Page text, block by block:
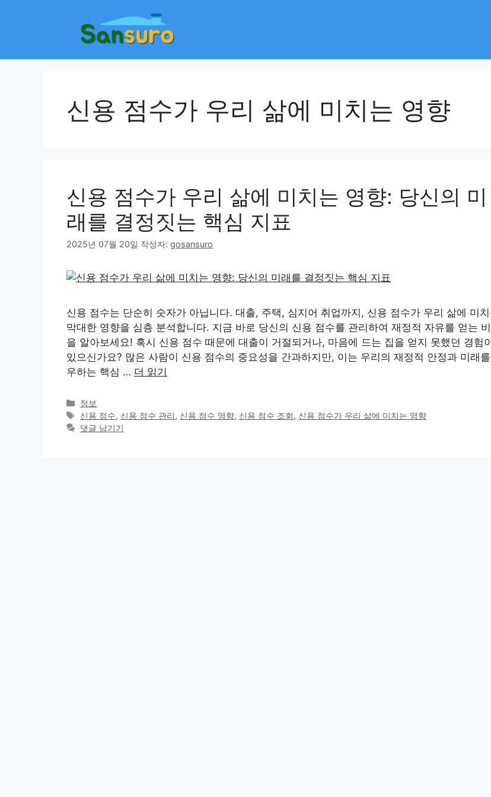
신용 점수가 우리 삶에 미치는 영향
신용 점수가 우리 삶에 미치는 영향: 당신의 미
래를 결정짓는 핵심 지표
2025년 07월 20일 작성자: gosansuro
신용 점수는 단순히 숫자가 아닙니다. 대출, 주택, 심지어 취업까지, 신용 점수가 우리 삶에 미
막대한 영향을 심층 분석합니다. 지금 바로 당신의 신용 점수를 관리하여 재정적 자유를 얻는
을 알아보세요! 혹시 신용 점수 때문에 대출이 거절되거나, 마음에 드는 집을 얻지 못했던 경험
있으신가요? 많은 사람이 신용 점수의 중요성을 간과하지만, 이는 우리의 재정적 안정과 미래
우하는 핵심 … 더 읽기
카
테
고
정보
태
그
신용 점수, 신용 점수 관리, 신용 점수 영향, 신용 점수 조회, 신용 점수가 우리 삶에 미치는 영향
댓글 남기기